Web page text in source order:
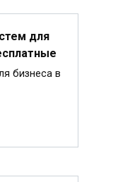
для
бизнеса в